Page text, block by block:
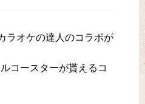
ラオケの達人のコラボが
コースターが貰えるコ